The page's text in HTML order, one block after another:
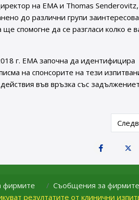
на ЕМА и Thomas Senderovitz,
до различни групи
спомогне да се разгласи колко е
г. ЕМА започна да идентифицира
на спонсорите на тези
във връзка със
ПРОДУКТИ Next
фирмите
Съобщения за фирмите
резултатите от клинични